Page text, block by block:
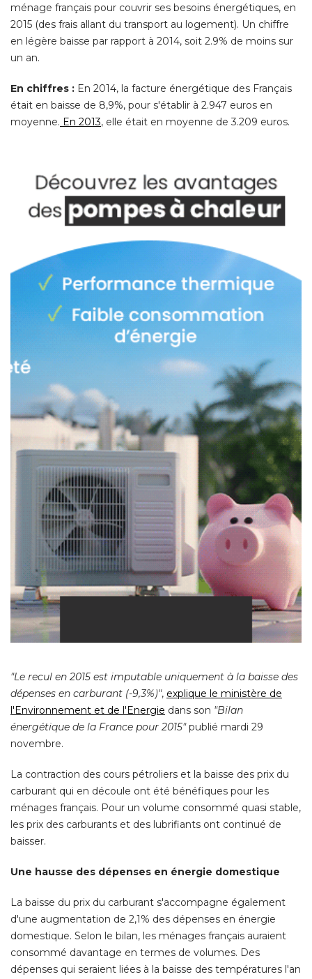
ménage français pour couvrir ses besoins énergétiques, en
2015 (des frais allant du transport au logement). Un chiffre
en légère baisse par rapport à 2014, soit 2.9% de moins sur
un an.
En chiffres : En 2014, la facture énergétique des Français
était en baisse de 8,9%, pour s'établir à 2.947 euros en
moyenne. En 2013, elle était en moyenne de 3.209 euros.
"Le recul en 2015 est imputable uniquement à la baisse des
dépenses en carburant (-9,3%)", explique le ministère de
l'Environnement et de l'Energie dans son "Bilan
énergétique de la France pour 2015"publié mardi 29
novembre.
La contraction des cours pétroliers et la baisse des prix du
carburant qui en découle ont été bénéfiques pour les
ménages français. Pour un volume consommé quasi stable,
les prix des carburants et des lubrifiants ont continué de
baisser.
Une hausse des dépenses en énergie domestique
La baisse du prix du carburant s'accompagne également
d'une augmentation de 2,1% des dépenses en énergie
domestique. Selon le bilan, les ménages français auraient
consommé davantage en termes de volumes. Des
dépenses qui seraient liées à la baisse des températures l'an